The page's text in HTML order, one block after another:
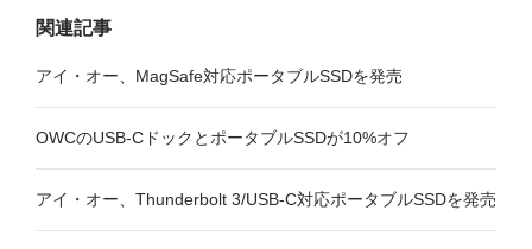
関連記事
アイ・オー、MagSafe対応ポータブルSSDを発売
OWCのUSB-CドックとポータブルSSDが10%オフ
アイ・オー、Thunderbolt 3/USB-C対応ポータブルSSDを発売